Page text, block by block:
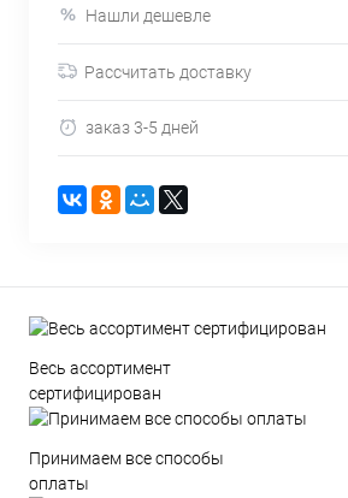
Нашли дешевле
Рассчитать доставку
заказ 3-5 дней
Весь ассортимент
сертифицирован
Принимаем все способы
оплаты